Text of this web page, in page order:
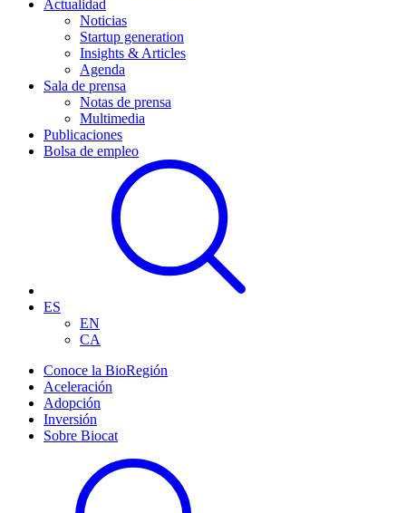
Actualidad
Noticias
Startup generation
Insights & Articles
Agenda
Sala de prensa
Notas de prensa
Multimedia
Publicaciones
Bolsa de empleo
ES
EN
CA
Conoce la BioRegión
Aceleración
Adopción
Inversión
Sobre Biocat